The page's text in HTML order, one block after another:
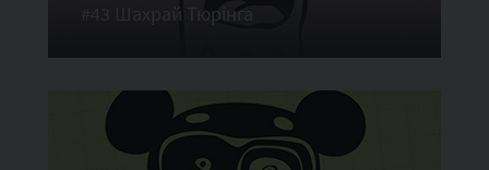
#43 Шахрай Тюрінга